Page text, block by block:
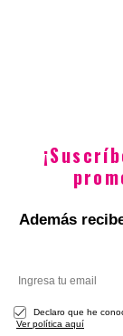
Además
Declaro que he
Ver política aquí